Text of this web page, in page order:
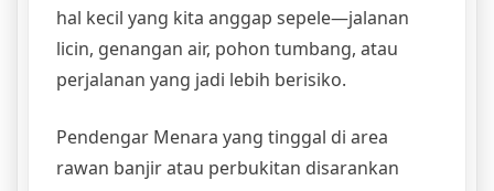
hal kecil yang kita anggap sepele—jalanan
licin, genangan air, pohon tumbang, atau
perjalanan yang jadi lebih berisiko.
Pendengar Menara yang tinggal di area
rawan banjir atau perbukitan disarankan